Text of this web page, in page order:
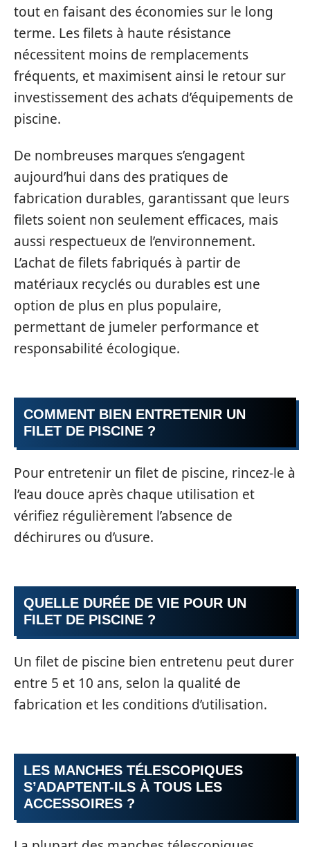
tout en faisant des économies sur le long
terme. Les filets à haute résistance
nécessitent moins de remplacements
fréquents, et maximisent ainsi le retour sur
investissement des achats d’équipements de
piscine.
De nombreuses marques s’engagent
aujourd’hui dans des pratiques de
fabrication durables, garantissant que leurs
filets soient non seulement efficaces, mais
aussi respectueux de l’environnement.
L’achat de filets fabriqués à partir de
matériaux recyclés ou durables est une
option de plus en plus populaire,
permettant de jumeler performance et
responsabilité écologique.
COMMENT BIEN ENTRETENIR UN
FILET DE PISCINE ?
Pour entretenir un filet de piscine, rincez-le à
l’eau douce après chaque utilisation et
vérifiez régulièrement l’absence de
déchirures ou d’usure.
QUELLE DURÉE DE VIE POUR UN
FILET DE PISCINE ?
Un filet de piscine bien entretenu peut durer
entre 5 et 10 ans, selon la qualité de
fabrication et les conditions d’utilisation.
LES MANCHES TÉLESCOPIQUES
S’ADAPTENT-ILS À TOUS LES
ACCESSOIRES ?